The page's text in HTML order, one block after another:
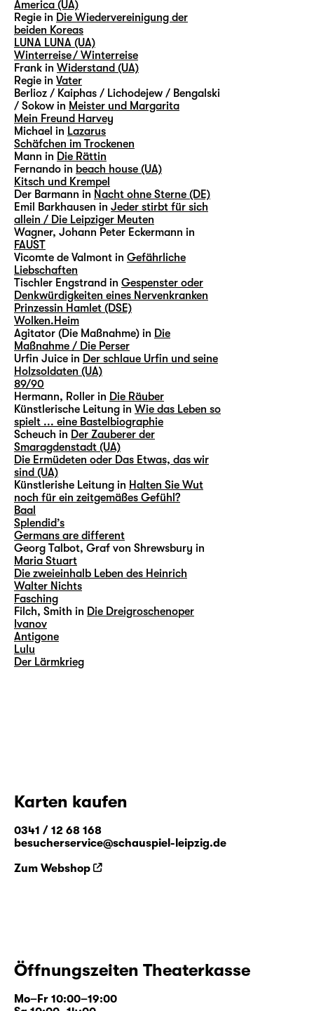
America (UA)
Regie in Die Wiedervereinigung der
beiden Koreas
LUNA LUNA (UA)
Winterreise / Winterreise
Frank in Widerstand (UA)
Regie in Vater
Berlioz / Kaiphas / Lichodejew / Bengalski
/ Sokow in Meister und Margarita
Mein Freund Harvey
Michael in Lazarus
Schäfchen im Trockenen
Mann in Die Rättin
Fernando in beach house (UA)
Kitsch und Krempel
Der Barmann in Nacht ohne Sterne (DE)
Emil Barkhausen in Jeder stirbt für sich
allein / Die Leipziger Meuten
Wagner, Johann Peter Eckermann in
FAUST
Vicomte de Valmont in Gefährliche
Liebschaften
Tischler Engstrand in Gespenster oder
Denkwürdigkeiten eines Nervenkranken
Prinzessin Hamlet (DSE)
Wolken.Heim
Agitator (Die Maßnahme) in Die
Maßnahme / Die Perser
Urfin Juice in Der schlaue Urfin und seine
Holzsoldaten (UA)
89/90
Hermann, Roller in Die Räuber
Künstlerische Leitung in Wie das Leben so
spielt ... eine Bastelbiographie
Scheuch in Der Zauberer der
Smaragdenstadt (UA)
Die Ermüdeten oder Das Etwas, das wir
sind (UA)
Künstlerishe Leitung in Halten Sie Wut
noch für ein zeitgemäßes Gefühl?
Baal
Splendid’s
Germans are different
Georg Talbot, Graf von Shrewsbury in
Maria Stuart
Die zweieinhalb Leben des Heinrich
Walter Nichts
Fasching
Filch, Smith in Die Dreigroschenoper
Ivanov
Antigone
Lulu
Der Lärmkrieg
Karten kaufen
0341 / 12 68 168
besucherservice@schauspiel-leipzig.de
Zum Webshop
Öffnungszeiten Theaterkasse
Mo–Fr 10:00–19:00